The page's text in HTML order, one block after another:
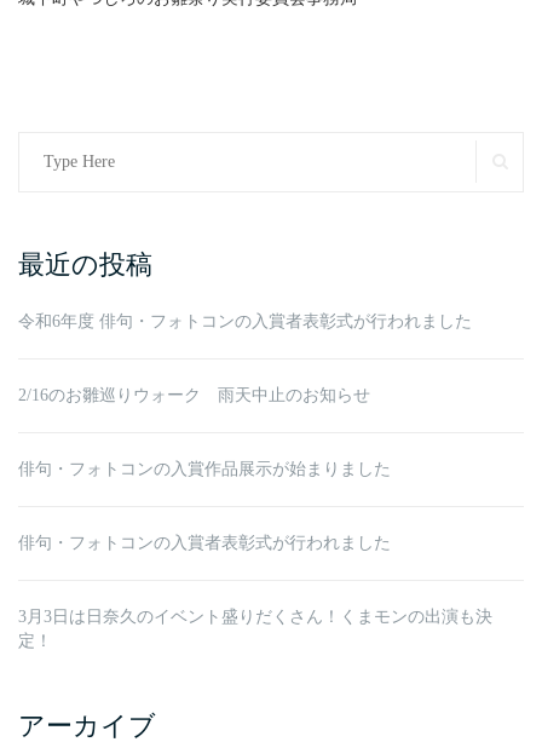
Search
最近の投稿
令和6年度 俳句・フォトコンの入賞者表彰式が行われました
2/16のお雛巡りウォーク 雨天中止のお知らせ
俳句・フォトコンの入賞作品展示が始まりました
俳句・フォトコンの入賞者表彰式が行われました
3月3日は日奈久のイベント盛りだくさん！くまモンの出演も決
定！
アーカイブ